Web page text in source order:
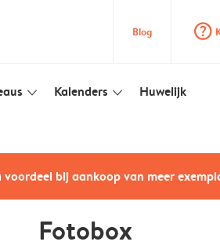
Blog question_mark_circle
slim_arrow_down Kalenders slim_arrow_down Huwelijk
bij aankoop van meer
Fotobox